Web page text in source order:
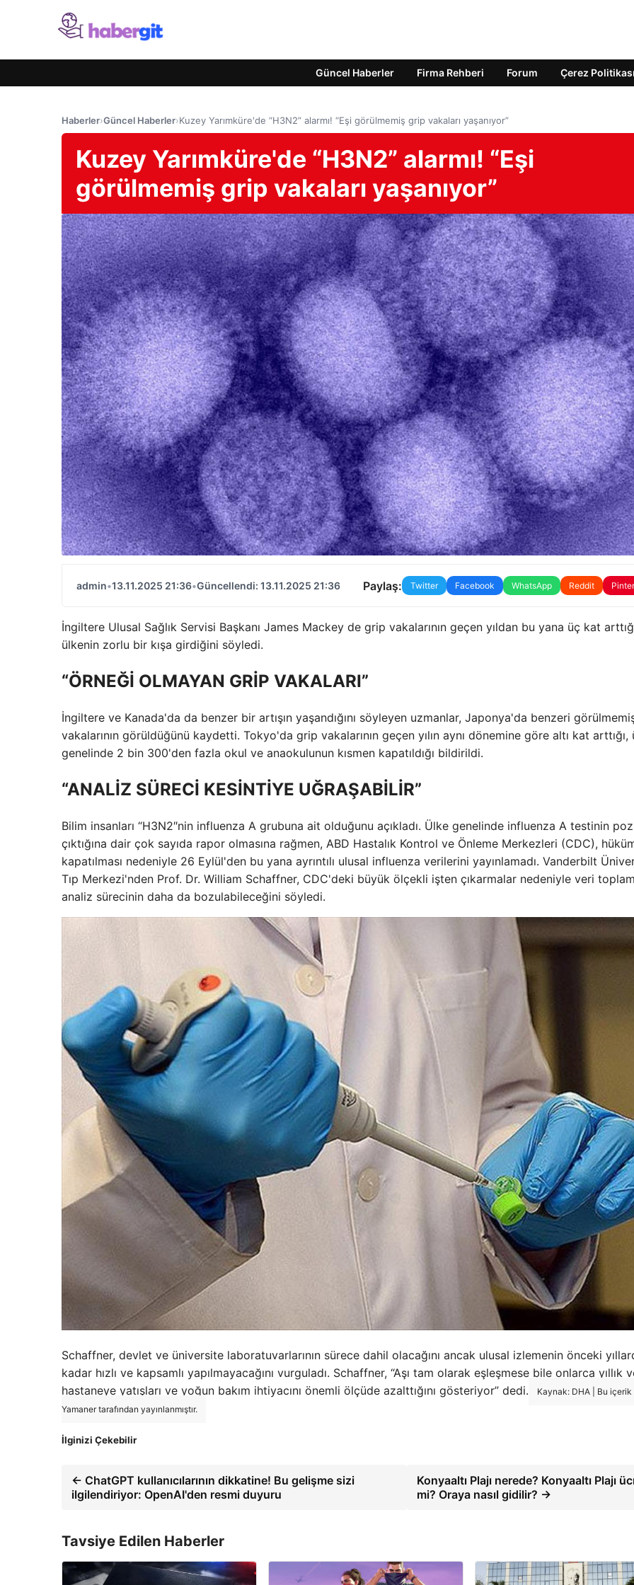
Güncel Haberler Firma Rehberi Forum Çerez Politikası
Haberler›Güncel Haberler›Kuzey Yarımküre'de “H3N2” alarmı! “Eşi görülmemiş grip vakaları yaşanıyor”
Kuzey Yarımküre'de “H3N2” alarmı! “Eşi
görülmemiş grip vakaları yaşanıyor”
admin•13.11.2025 21:36•Güncellendi: 13.11.2025 21:36 Paylaş: Twitter Facebook WhatsApp Reddit
İngiltere Ulusal Sağlık Servisi Başkanı James Mackey de grip vakalarının geçen yıldan bu yana üç kat
ülkenin zorlu bir kışa girdiğini söyledi.
“ÖRNEĞİ OLMAYAN GRİP VAKALARI”
İngiltere ve Kanada'da da benzer bir artışın yaşandığını söyleyen uzmanlar, Japonya'da benzeri
vakalarının görüldüğünü kaydetti. Tokyo'da grip vakalarının geçen yılın aynı dönemine göre altı kat arttığı,
genelinde 2 bin 300'den fazla okul ve anaokulunun kısmen kapatıldığı bildirildi.
“ANALİZ SÜRECİ KESİNTİYE UĞRAŞABİLİR”
Bilim insanları “H3N2″nin influenza A grubuna ait olduğunu açıkladı. Ülke genelinde influenza A testinin
çıktığına dair çok sayıda rapor olmasına rağmen, ABD Hastalık Kontrol ve Önleme Merkezleri (CDC),
kapatılması nedeniyle 26 Eylül'den bu yana ayrıntılı ulusal influenza verilerini yayınlamadı. Vanderbilt
Tıp Merkezi'nden Prof. Dr. William Schaffner, CDC'deki büyük ölçekli işten çıkarmalar nedeniyle veri
analiz sürecinin daha da bozulabileceğini söyledi.
Schaffner, devlet ve üniversite laboratuvarlarının sürece dahil olacağını ancak ulusal izlemenin önceki
kadar hızlı ve kapsamlı yapılmayacağını vurguladı. Schaffner, “Aşı tam olarak eşleşmese bile onlarca yıllık
hastaneye yatışları ve yoğun bakım ihtiyacını önemli ölçüde azalttığını gösteriyor” dedi.
Kaynak: DHA | Bu içerik
Yamaner tarafından yayınlanmıştır.
İlginizi Çekebilir
← ChatGPT kullanıcılarının dikkatine! Bu gelişme sizi
ilgilendiriyor: OpenAI'den resmi duyuru
Konyaaltı Plajı nerede? Konyaaltı Plajı
mi? Oraya nasıl gidilir? →
Tavsiye Edilen Haberler